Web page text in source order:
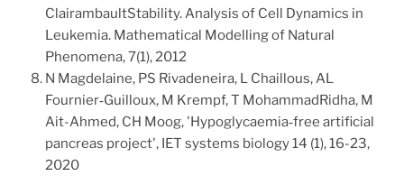
ClairambaultStability. Analysis of Cell Dynamics in
Leukemia. Mathematical Modelling of Natural
Phenomena, 7(1), 2012
N Magdelaine, PS Rivadeneira, L Chaillous, AL
Fournier‐Guilloux, M Krempf, T MohammadRidha, M
Ait-Ahmed, CH Moog, 'Hypoglycaemia‐free artificial
pancreas project', IET systems biology 14 (1), 16-23,
2020